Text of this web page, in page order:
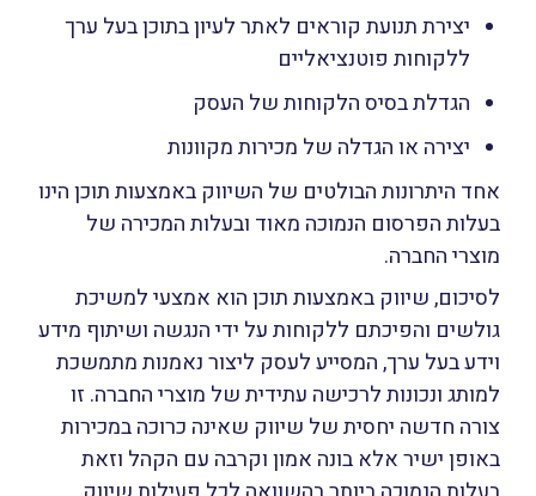
יצירת תנועת קוראים לאתר לעיון בתוכן בעל ערך
ללקוחות פוטנציאליים
הגדלת בסיס הלקוחות של העסק
יצירה או הגדלה של מכירות מקוונות
אחד היתרונות הבולטים של השיווק באמצעות תוכן הינו
בעלות הפרסום הנמוכה מאוד ובעלות המכירה של
מוצרי החברה.
לסיכום, שיווק באמצעות תוכן הוא אמצעי למשיכת
גולשים והפיכתם ללקוחות על ידי הנגשה ושיתוף מידע
וידע בעל ערך, המסייע לעסק ליצור נאמנות מתמשכת
למותג ונכונות לרכישה עתידית של מוצרי החברה. זו
צורה חדשה יחסית של שיווק שאינה כרוכה במכירות
באופן ישיר אלא בונה אמון וקרבה עם הקהל וזאת